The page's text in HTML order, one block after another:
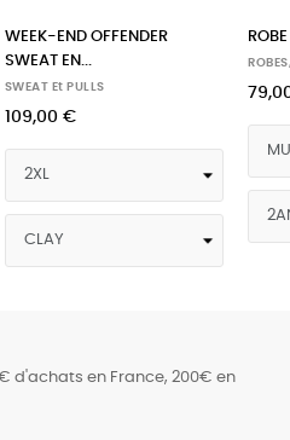
WEEK-END OFFENDER
SWEAT EN...
SWEAT Et PULLS
109,00 €
d'achats en France, 200€ en